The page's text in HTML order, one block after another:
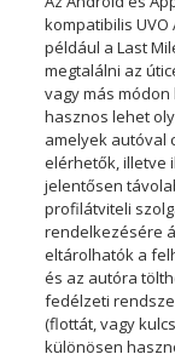
kompatibilis
például a Last
megtalálni az
vagy más
hasznos lehet
amelyek autóval
elérhetők, illetve
jelentősen
profilátviteli
rendelkezésére
eltárolhatók a
és az autóra
fedélzeti
(flottát, vagy
különösen